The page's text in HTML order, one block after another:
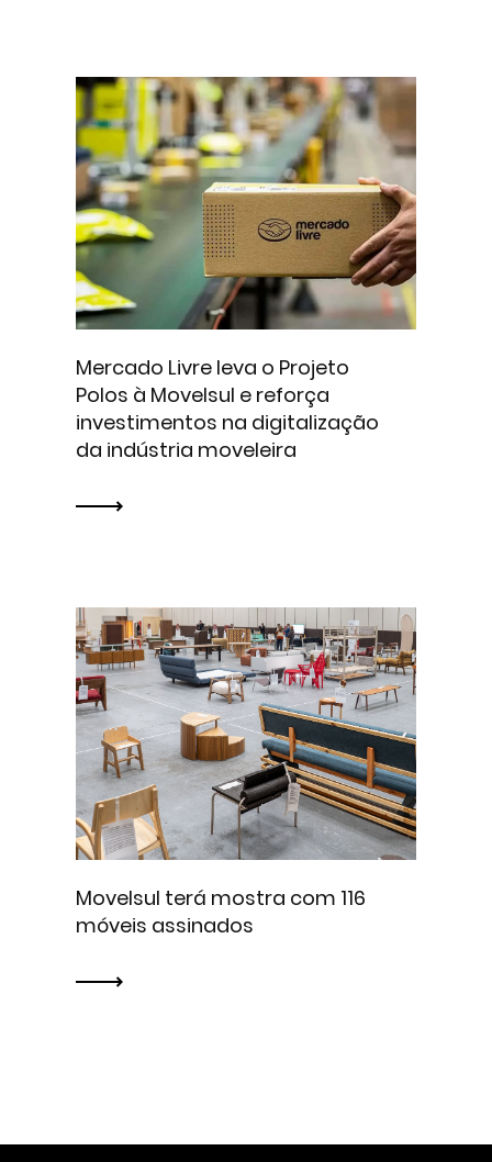
Mercado Livre leva o Projeto
Polos à Movelsul e reforça
investimentos na digitalização
da indústria moveleira
Movelsul terá mostra com 116
móveis assinados